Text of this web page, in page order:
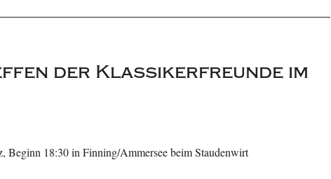
der Klassikerfreunde im
Beginn 18:30 in Finning/Ammersee beim Staudenwirt